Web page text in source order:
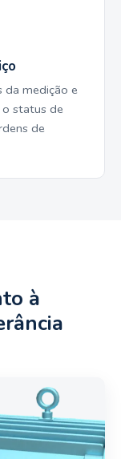
da medição e
status de
de
à